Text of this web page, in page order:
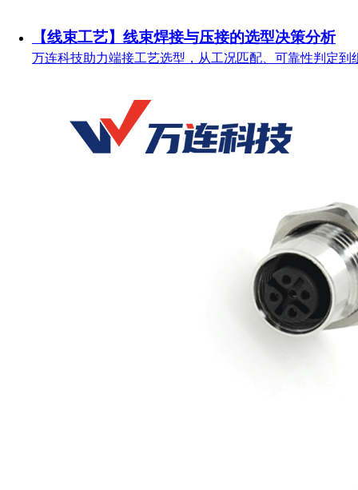
【线束工艺】线束焊接与压接的选型决策分析
万连科技助力端接工艺选型，从工况匹配、可靠性判定到